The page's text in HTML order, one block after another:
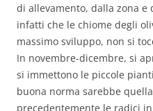
di allevamento, dalla zona
infatti che le chiome degli
massimo sviluppo, non si
In novembre-dicembre, si
si immettono le piccole
buona norma sarebbe
precedentemente le radici